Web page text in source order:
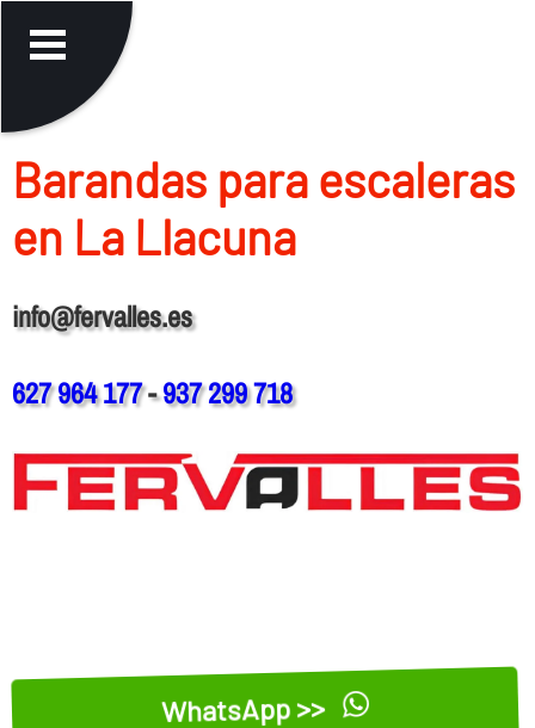
Barandas para escaleras
en La Llacuna
info@fervalles.es
627 964 177-937 299 718
WhatsApp >>